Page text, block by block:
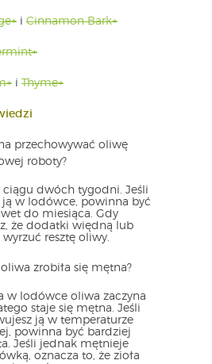
i Cinnamon Bark+
i Thyme+
przechowywać oliwę
roboty?
ciągu dwóch tygodni. Jeśli
ją w lodówce, powinna być
do miesiąca. Gdy
że dodatki więdną lub
wyrzuć resztę oliwy.
zrobiła się mętna?
w lodówce oliwa zaczyna
staje się mętna. Jeśli
ją w temperaturze
powinna być bardziej
Jeśli jednak mętnieje
oznacza to, że zioła